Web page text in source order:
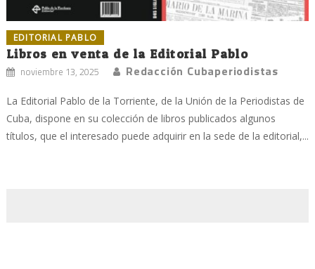
EDITORIAL PABLO
Libros en venta de la Editorial Pablo
noviembre 13, 2025 Redacción Cubaperiodistas
La Editorial Pablo de la Torriente, de la Unión de la Periodistas de
Cuba, dispone en su colección de libros publicados algunos
títulos, que el interesado puede adquirir en la sede de la editorial,...